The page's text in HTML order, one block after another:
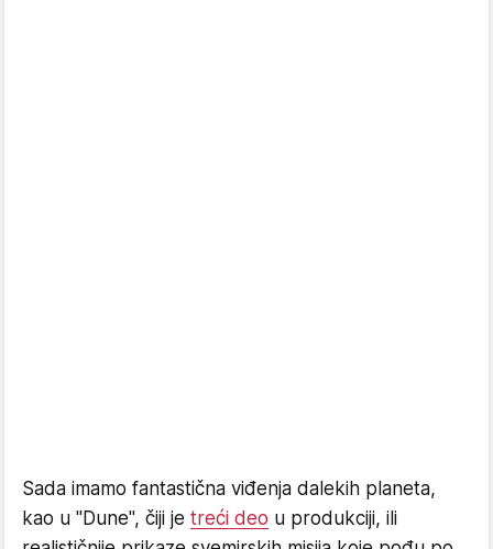
Sada imamo fantastična viđenja dalekih planeta,
kao u "Dune", čiji je treći deo u produkciji, ili